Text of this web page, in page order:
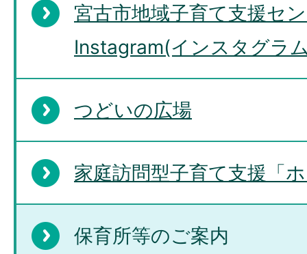
宮古市地域子育て支援セ
Instagram(インスタグラ
つどいの広場
家庭訪問型子育て支援「
保育所等のご案内